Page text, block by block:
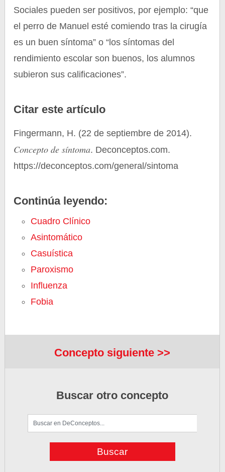
Sociales pueden ser positivos, por ejemplo: “que
el perro de Manuel esté comiendo tras la cirugía
es un buen síntoma” o “los síntomas del
rendimiento escolar son buenos, los alumnos
subieron sus calificaciones”.
Citar este artículo
Fingermann, H. (22 de septiembre de 2014).
Concepto de síntoma. Deconceptos.com.
https://deconceptos.com/general/sintoma
Continúa leyendo:
Cuadro Clínico
Asintomático
Casuística
Paroxismo
Influenza
Fobia
Concepto siguiente >>
Buscar otro concepto